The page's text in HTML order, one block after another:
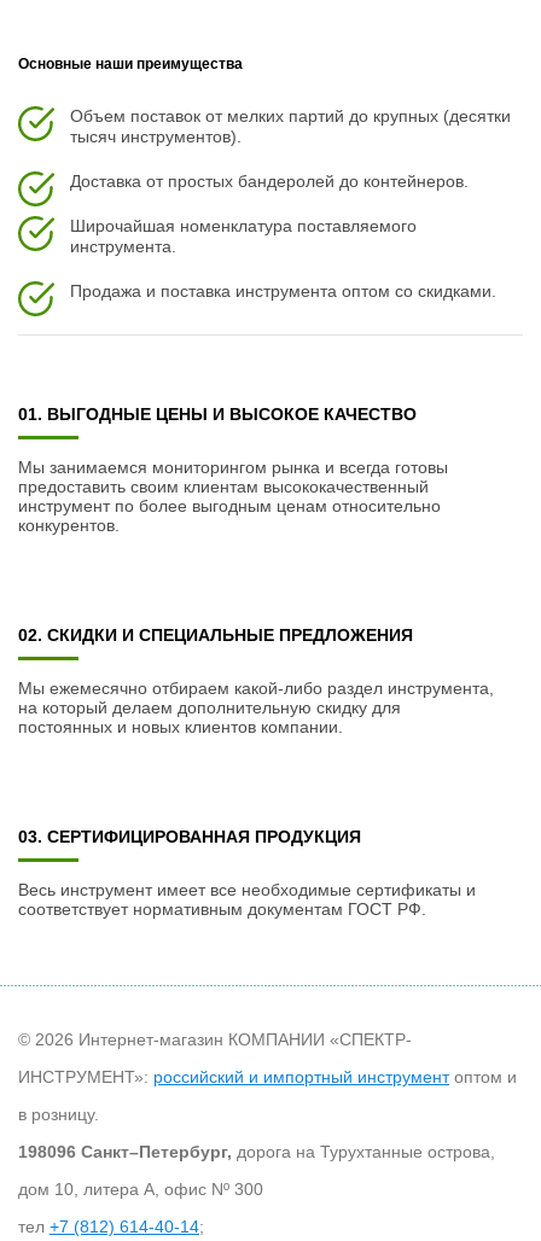
Основные наши преимущества
Объем поставок от мелких партий до крупных (десятки
тысяч инструментов).
Доставка от простых бандеролей до контейнеров.
Широчайшая номенклатура поставляемого
инструмента.
Продажа и поставка инструмента оптом со скидками.
01. ВЫГОДНЫЕ ЦЕНЫ И ВЫСОКОЕ КАЧЕСТВО
Мы занимаемся мониторингом рынка и всегда готовы
предоставить своим клиентам высококачественный
инструмент по более выгодным ценам относительно
конкурентов.
02. СКИДКИ И СПЕЦИАЛЬНЫЕ ПРЕДЛОЖЕНИЯ
Мы ежемесячно отбираем какой-либо раздел инструмента,
на который делаем дополнительную скидку для
постоянных и новых клиентов компании.
03. СЕРТИФИЦИРОВАННАЯ ПРОДУКЦИЯ
Весь инструмент имеет все необходимые сертификаты и
соответствует нормативным документам ГОСТ РФ.
© 2026 Интернет-магазин КОМПАНИИ «СПЕКТР-
ИНСТРУМЕНТ»: российский и импортный инструментоптом и
в розницу.
198096 Санкт–Петербург, дорога на Турухтанные острова,
дом 10, литера А, офис Nº 300
тел +7 (812) 614-40-14;